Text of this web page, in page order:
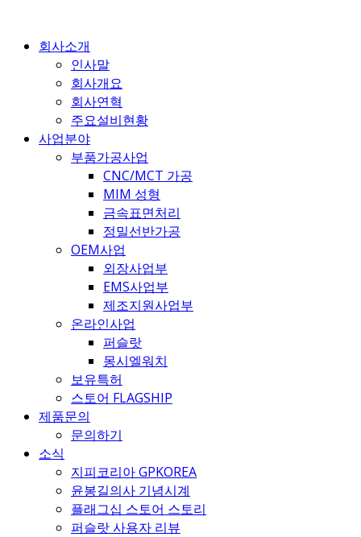
회사소개
인사말
회사개요
회사연혁
주요설비현황
사업분야
부품가공사업
CNC/MCT 가공
MIM 성형
금속표면처리
정밀선반가공
OEM사업
외장사업부
EMS사업부
제조지원사업부
온라인사업
퍼슬랏
몽시엘워치
보유특허
스토어 FLAGSHIP
제품문의
문의하기
소식
지피코리아 GPKOREA
윤봉길의사 기념시계
플래그십 스토어 스토리
퍼슬랏 사용자 리뷰